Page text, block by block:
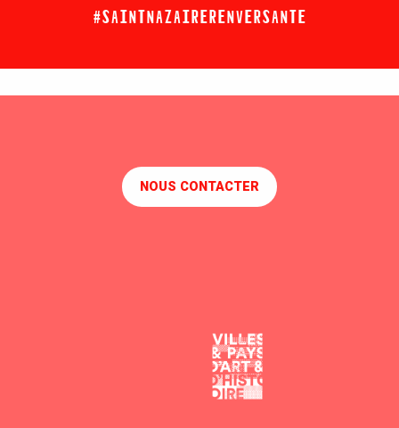
#SAINTNAZAIRERENVERSANTE
NOUS CONTACTER